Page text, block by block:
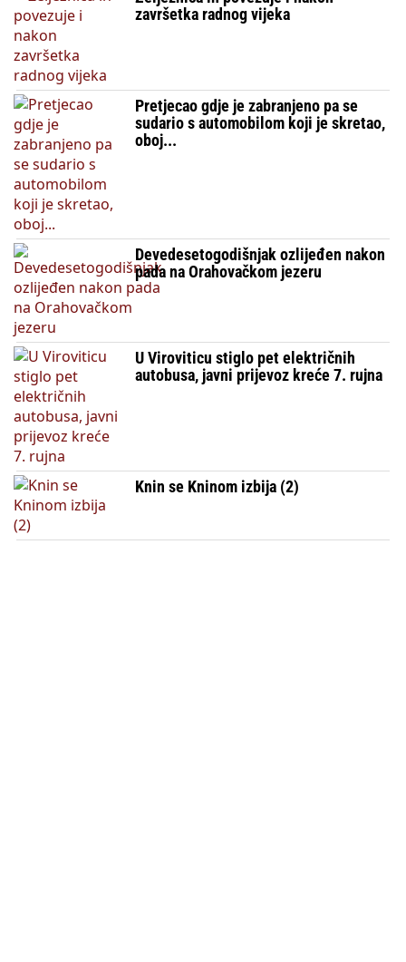
završetka radnog vijeka
Pretjecao gdje je zabranjeno pa se
sudario s automobilom koji je skretao,
oboj...
Devedesetogodišnjak ozlijeđen nakon
pada na Orahovačkom jezeru
U Viroviticu stiglo pet električnih
autobusa, javni prijevoz kreće 7. rujna
Knin se Kninom izbija (2)